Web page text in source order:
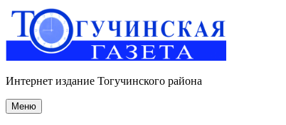
Интернет издание Тогучинского района
Меню